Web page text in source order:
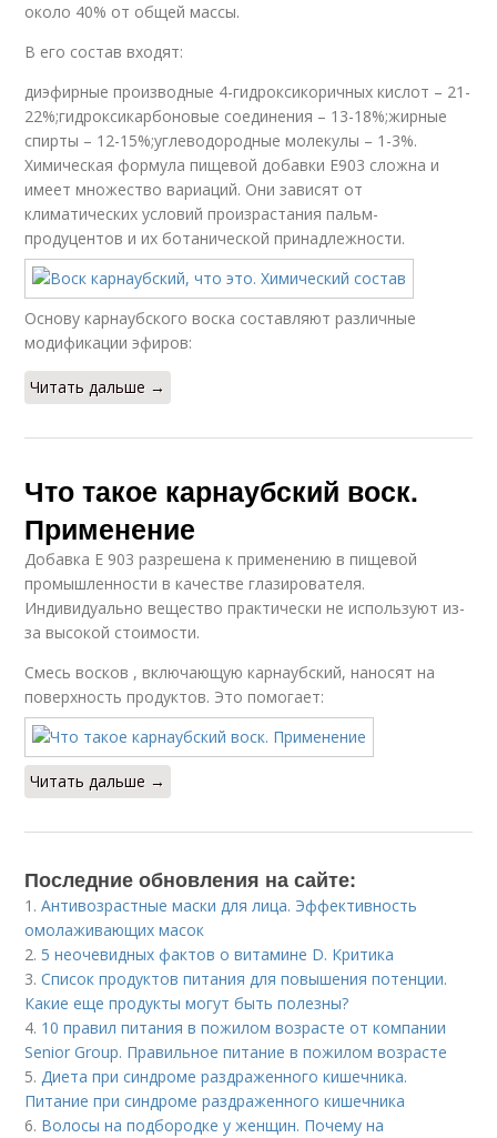
около 40% от общей массы.
В его состав входят:
диэфирные производные 4-гидроксикоричных кислот – 21-
22%;гидроксикарбоновые соединения – 13-18%;жирные
спирты – 12-15%;углеводородные молекулы – 1-3%.
Химическая формула пищевой добавки Е903 сложна и
имеет множество вариаций. Они зависят от
климатических условий произрастания пальм-
продуцентов и их ботанической принадлежности.
Основу карнаубского воска составляют различные
модификации эфиров:
Читать дальше →
Что такое карнаубский воск.
Применение
Добавка E 903 разрешена к применению в пищевой
промышленности в качестве глазирователя.
Индивидуально вещество практически не используют из-
за высокой стоимости.
Смесь восков , включающую карнаубский, наносят на
поверхность продуктов. Это помогает:
Читать дальше →
Последние обновления на сайте:
1.Антивозрастные маски для лица. Эффективность
омолаживающих масок
2. 5 неочевидных фактов о витамине D. Критика
3.Список продуктов питания для повышения потенции.
Какие еще продукты могут быть полезны?
4. 10 правил питания в пожилом возрасте от компании
Senior Group. Правильное питание в пожилом возрасте
5.Диета при синдроме раздраженного кишечника.
Питание при синдроме раздраженного кишечника
6. Волосы на подбородке у женщин. Почему на